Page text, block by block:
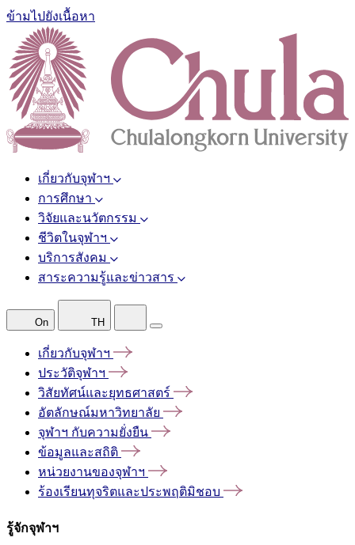
ข้ามไปยังเนื้อหา
เกี่ยวกับจุฬาฯ
การศึกษา
วิจัยและนวัตกรรม
ชีวิตในจุฬาฯ
บริการสังคม
สาระความรู้และข่าวสาร
On TH
เกี่ยวกับจุฬาฯ
ประวัติจุฬาฯ
วิสัยทัศน์และยุทธศาสตร์
อัตลักษณ์มหาวิทยาลัย
จุฬาฯ กับความยั่งยืน
ข้อมูลและสถิติ
หน่วยงานของจุฬาฯ
ร้องเรียนทุจริตและประพฤติมิชอบ
รู้จักจุฬาฯ